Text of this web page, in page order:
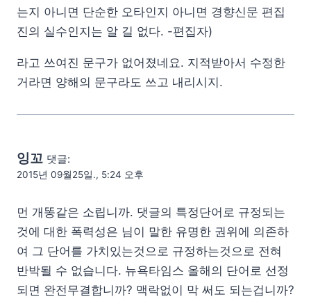
는지 아니면 단순한 오타인지 아니면 경향신문 편집
진의 실수인지는 알 길 없다. -편집자)
라고 쓰여진 문구가 없어졌네요. 지적받아서 수정한
거라면 양해의 문구라도 쓰고 내리시지.
잉꼬 댓글:
2015년 09월25일., 5:24 오후
먼 개똥같은 소립니까. 댓글의 특정단어로 규정되는
것에 대한 폭력성은 님이 말한 유명한 권위에 의존하
여 그 단어를 가치있는것으로 규정하는것으로 전혀
반박될 수 없습니다. 뉴욕타임스 올해의 단어로 선정
되면 완전무결합니까? 맥락없이 막 써도 되는겁니까?